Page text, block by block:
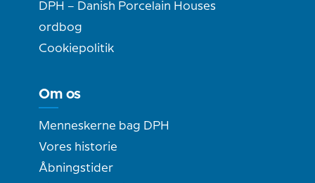
DPH – Danish Porcelain Houses
ordbog
Cookiepolitik
Om os
Menneskerne bag DPH
Vores historie
Åbningstider